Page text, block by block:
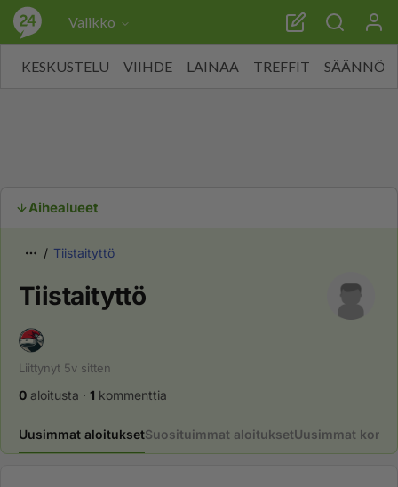
Valikko
KESKUSTELU VIIHDE LAINAA TREFFIT SÄÄNNÖT
Aihealueet
Tiistaityttö
Tiistaityttö
Liittynyt 5v sitten
0 aloitusta · 1 kommenttia
Uusimmat aloituksetSuosituimmat aloituksetUusimmat